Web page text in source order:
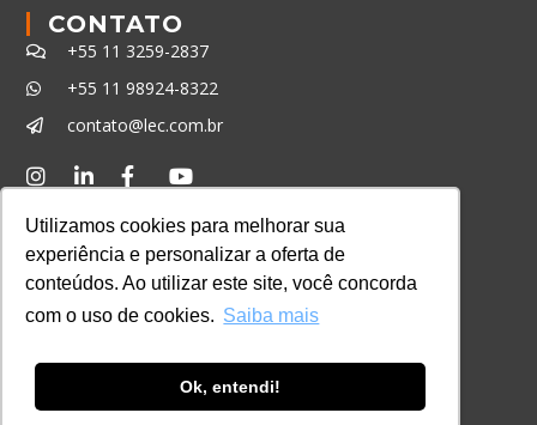
Utilizamos cookies para melhorar sua
experiência e personalizar a oferta de
conteúdos. Ao utilizar este site, você concorda
com o uso de cookies. Saiba mais
Ok, entendi!
CONTATO
+55 11 3259-2837
+55 11 98924-8322
contato@lec.com.br
Consulte aqui o cadastro da Instituição no
Sistema e-MEC